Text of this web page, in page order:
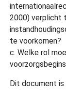
2000) verplicht
te voorkomen?
c. Welke rol
Dit document